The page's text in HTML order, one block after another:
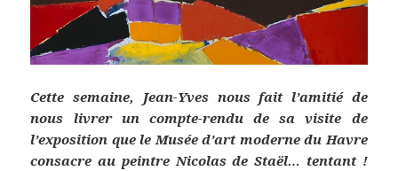
Cette semaine, Jean-Yves nous fait l’amitié de
nous livrer un compte-rendu de sa visite de
l’exposition que le Musée d’art moderne du Havre
consacre au peintre Nicolas de Staël… tentant !